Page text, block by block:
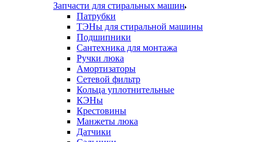
Запчасти для стиральных машин
Патрубки
ТЭНы для стиральной машины
Подшипники
Сантехника для монтажа
Ручки люка
Амортизаторы
Сетевой фильтр
Кольца уплотнительные
КЭНы
Крестовины
Манжеты люка
Датчики